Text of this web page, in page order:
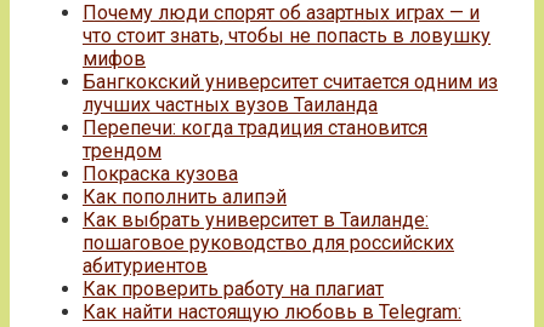
Почему люди спорят об азартных играх — и
что стоит знать, чтобы не попасть в ловушку
мифов
Бангкокский университет считается одним из
лучших частных вузов Таиланда
Перепечи: когда традиция становится
трендом
Покраска кузова
Как пополнить алипэй
Как выбрать университет в Таиланде:
пошаговое руководство для российских
абитуриентов
Как проверить работу на плагиат
Как найти настоящую любовь в Telegram: